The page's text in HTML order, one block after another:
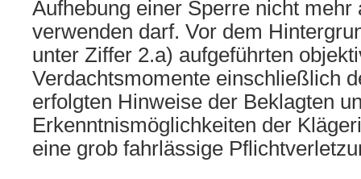
Aufhebung einer Sperre nicht mehr
verwenden darf. Vor dem
unter Ziffer 2.a) aufgeführten
Verdachtsmomente einschließlich
erfolgten Hinweise der Beklagten
Erkenntnismöglichkeiten der
eine grob fahrlässige